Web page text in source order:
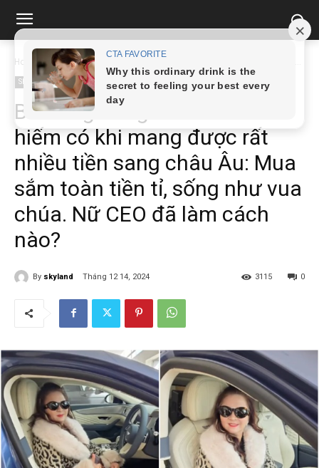
Home Showbiz Bà Hằng đúng là nhân tài hiếm có khi mang được rất...
Showbiz
Bà Hằng đúng là nhân tài
hiếm có khi mang được rất
nhiều tiền sang châu Âu: Mua
sắm toàn tiền tỉ, sống như vua
chúa. Nữ CEO đã làm cách
nào?
By skyland Tháng 12 14, 2024 0
3115